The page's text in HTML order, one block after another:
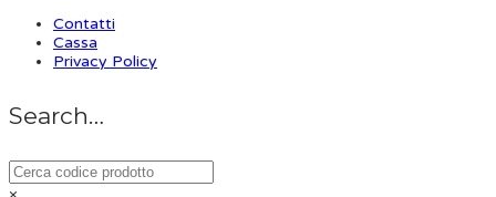
Contatti
Cassa
Privacy Policy
Search…